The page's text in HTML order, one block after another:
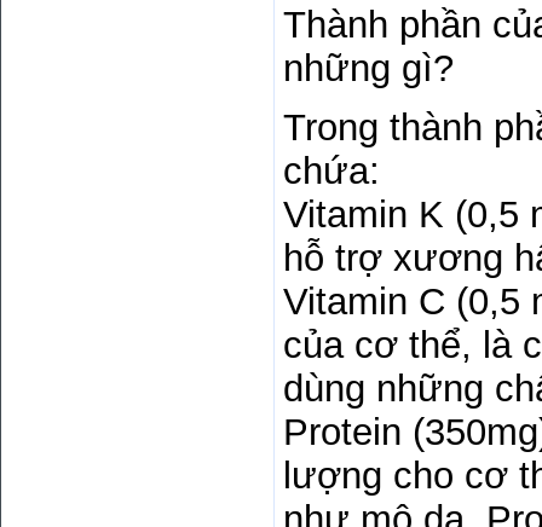
Thành phần
những gì?
Trong thành
chứa:
Vitamin K (0,5
hỗ trợ xương
Vitamin C (0,5
của cơ thể, là
dùng những
Protein
lượng cho cơ